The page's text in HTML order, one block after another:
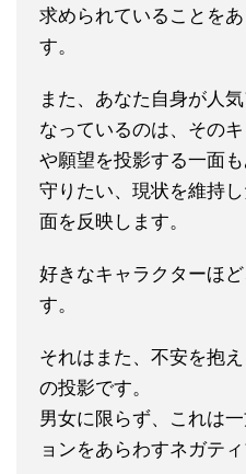
求められていることを
す。
また、あなた自身が人
なっているのは、その
や願望を投影する一面
守りたい、現状を維持
面を反映します。
好きなキャラクターほ
す。
それはまた、不安を抱
の投影です。
男女に限らず、これは
ョンをあらわすネガティ